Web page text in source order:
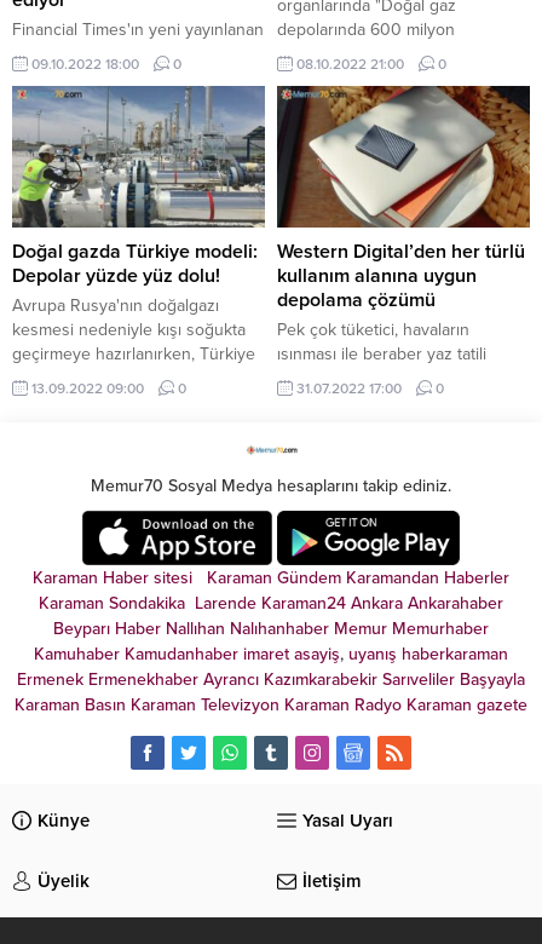
Financial Times'ın yeni yayınlanan
raporu, teknoloji şirketlerinde
mevcut prosedürün birkaç yılda
bir sabit diskleri imha etmek
olduğunu ortaya ...
09.10.2022 18:00 0
organlarında "Doğal gaz
depolarında 600 milyon
metreküp eksik var" başlıklı
haberlere ilişkin yazılı açıklama
yapıldı ...
08.10.2022 21:00 0
Doğal gazda Türkiye modeli:
Depolar yüzde yüz dolu!
Avrupa Rusya'nın doğalgazı
kesmesi nedeniyle kışı soğukta
geçirmeye hazırlanırken, Türkiye
enerji alanında bugüne kadar
yaptığı yatırımlarla bu ...
13.09.2022 09:00 0
Western Digital’den her türlü
kullanım alanına uygun
depolama çözümü
Pek çok tüketici, havaların
ısınması ile beraber yaz tatili
planları için heyecan duyuyor.
Şehirden kaçış seçeneklerden
31.07.2022 17:00 0
Memur70 Sosyal Medya hesaplarını takip ediniz.
Karaman Haber sitesi Karaman Gündem Karamandan Haberler
Karaman Sondakika Larende Karaman24 Ankara Ankarahaber
Beyparı Haber Nallıhan Nalıhanhaber Memur Memurhaber
Kamuhaber Kamudanhaber imaret asayiş, uyanış haberkaraman
Ermenek Ermenekhaber Ayrancı Kazımkarabekir Sarıveliler Başyayla
Karaman Basın Karaman Televizyon Karaman Radyo Karaman gazete
Künye Yasal Uyarı
Üyelik İletişim